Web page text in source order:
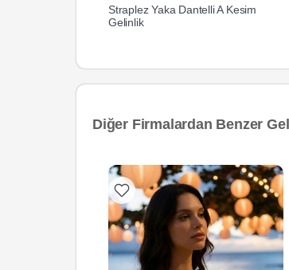
Straplez Yaka Dantelli A Kesim
Gelinlik
Diğer Firmalardan Benzer